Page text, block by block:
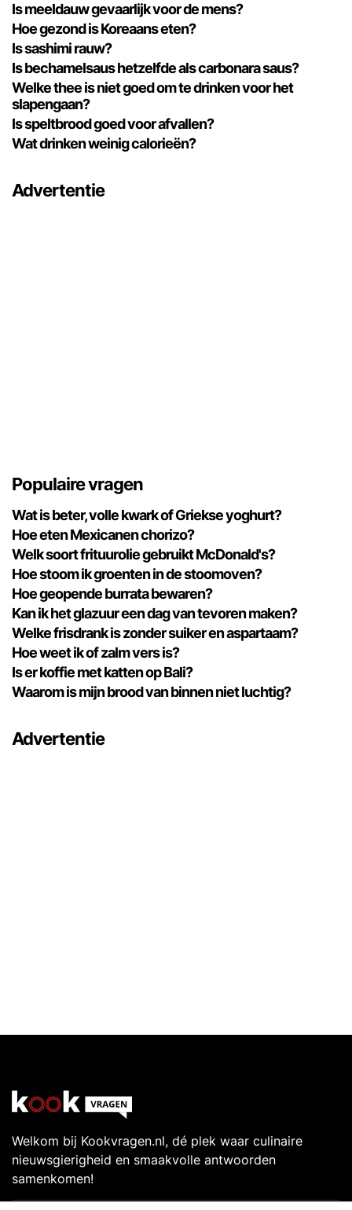
Is meeldauw gevaarlijk voor de mens?
Hoe gezond is Koreaans eten?
Is sashimi rauw?
Is bechamelsaus hetzelfde als carbonara saus?
Welke thee is niet goed om te drinken voor het
slapengaan?
Is speltbrood goed voor afvallen?
Wat drinken weinig calorieën?
Advertentie
Populaire vragen
Wat is beter, volle kwark of Griekse yoghurt?
Hoe eten Mexicanen chorizo?
Welk soort frituurolie gebruikt McDonald's?
Hoe stoom ik groenten in de stoomoven?
Hoe geopende burrata bewaren?
Kan ik het glazuur een dag van tevoren maken?
Welke frisdrank is zonder suiker en aspartaam?
Hoe weet ik of zalm vers is?
Is er koffie met katten op Bali?
Waarom is mijn brood van binnen niet luchtig?
Advertentie
Welkom bij Kookvragen.nl, dé plek waar culinaire
nieuwsgierigheid en smaakvolle antwoorden
samenkomen!